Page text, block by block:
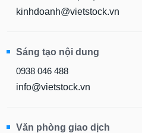
kinhdoanh@vietstock.vn
Sáng tạo nội dung
0938 046 488
info@vietstock.vn
Văn phòng giao dịch